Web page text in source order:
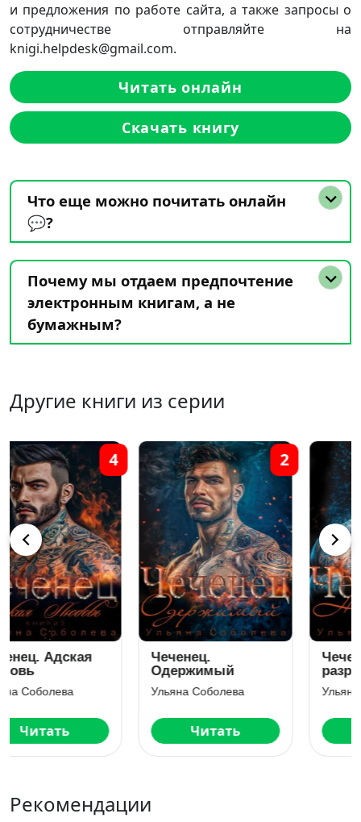
и предложения по работе сайта, а также запросы о
сотрудничестве отправляйте на
knigi.helpdesk@gmail.com.
Читать онлайн
Скачать книгу
Что еще можно почитать онлайн
💬?
Почему мы отдаем предпочтение
электронным книгам, а не
бумажным?
Другие книги из серии
Чеченец.
Одержимый
Ульяна Соболева
Читать
2
Чеченец. На
разрыв
Ульяна Соболева
Читать
1
Рекомендации